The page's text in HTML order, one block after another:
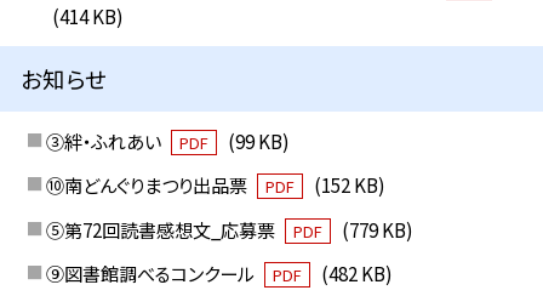
(414 KB)
お知らせ
③絆・ふれあい PDF
(99 KB)
⑩南どんぐりまつり出品票
PDF
(152 KB)
⑤第72回読書感想文_応募票
PDF
(779 KB)
⑨図書館調べるコンクール
PDF
(482 KB)